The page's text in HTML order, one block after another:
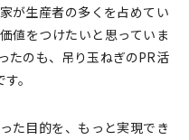
が生産者の多くを占めてい
値をつけたいと思っていま
たのも、吊り玉ねぎのPR活
。
た目的を、もっと実現でき